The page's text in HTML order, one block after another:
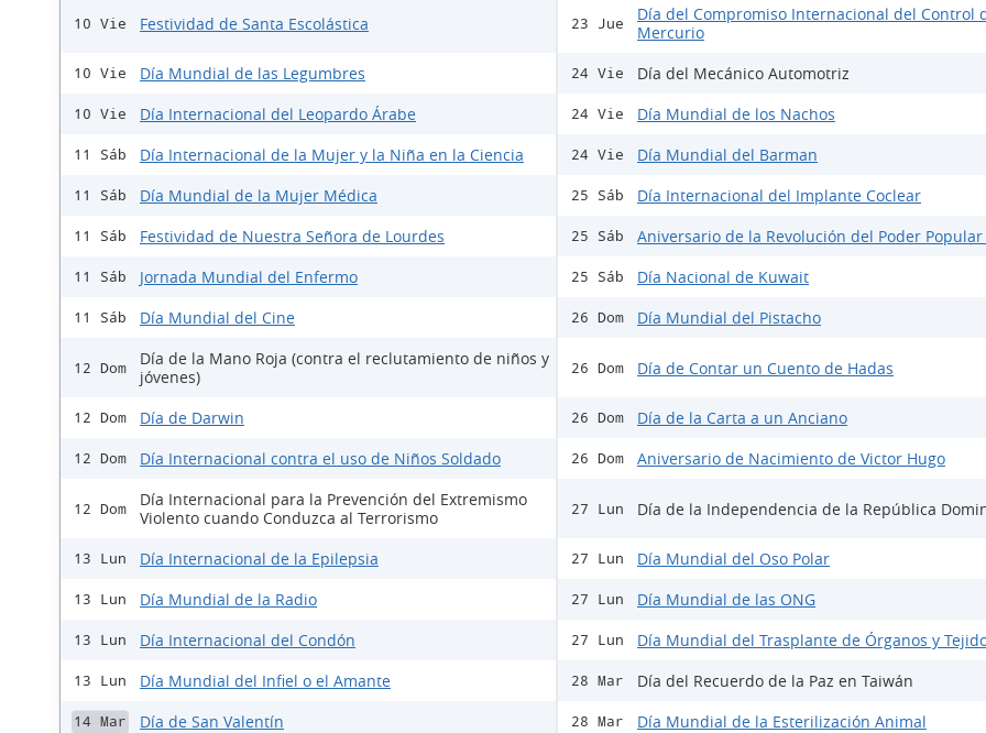
10 Vie Festividad de Santa Escolástica
10 Vie Día Mundial de las Legumbres
10 Vie Día Internacional del Leopardo Árabe
11 Sáb Día Internacional de la Mujer y la Niña en la Ciencia
11 Sáb Día Mundial de la Mujer Médica
11 Sáb Festividad de Nuestra Señora de Lourdes
11 Sáb Jornada Mundial del Enfermo
11 Sáb Día Mundial del Cine
12 Dom
Día de la Mano Roja (contra el reclutamiento de niños y
jóvenes)
12 Dom Día de Darwin
12 Dom Día Internacional contra el uso de Niños Soldado
12 Dom
Día Internacional para la Prevención del Extremismo
Violento cuando Conduzca al Terrorismo
13 Lun Día Internacional de la Epilepsia
13 Lun Día Mundial de la Radio
13 Lun Día Internacional del Condón
13 Lun Día Mundial del Infiel o el Amante
14 Mar Día de San Valentín
23 Jue
Día del Compromiso Internacional del Control
Mercurio
24 Vie Día del Mecánico Automotriz
24 Vie Día Mundial de los Nachos
24 Vie Día Mundial del Barman
25 Sáb Día Internacional del Implante Coclear
25 Sáb Aniversario de la Revolución del Poder Popular
25 Sáb Día Nacional de Kuwait
26 Dom Día Mundial del Pistacho
26 Dom Día de Contar un Cuento de Hadas
26 Dom Día de la Carta a un Anciano
26 Dom Aniversario de Nacimiento de Victor Hugo
27 Lun Día de la Independencia de la República
27 Lun Día Mundial del Oso Polar
27 Lun Día Mundial de las ONG
27 Lun Día Mundial del Trasplante de Órganos y
28 Mar Día del Recuerdo de la Paz en Taiwán
28 Mar Día Mundial de la Esterilización Animal